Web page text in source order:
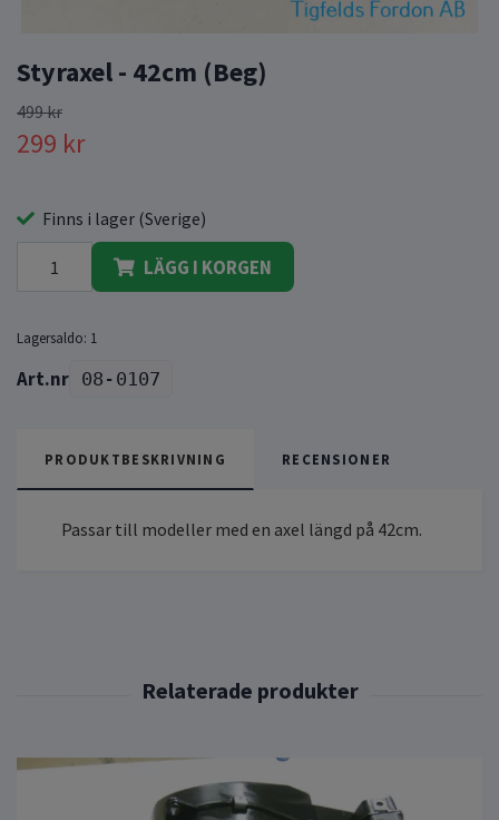
Styraxel - 42cm (Beg)
499 kr
299 kr
Finns i lager (Sverige)
LÄGG I KORGEN
Lagersaldo: 1
08-0107
PRODUKTBESKRIVNING RECENSIONER
Passar till modeller med en axel längd på 42cm.